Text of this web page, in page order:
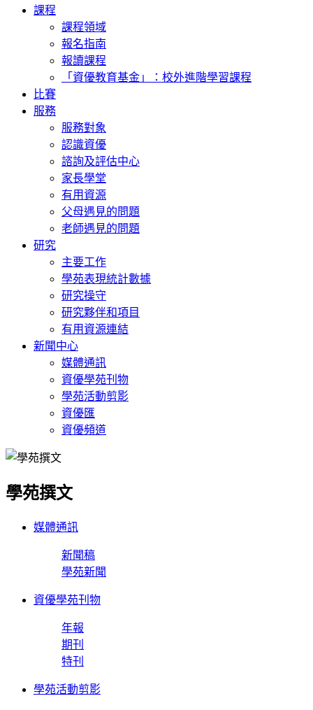
課程
課程領域
報名指南
報讀課程
「資優教育基金」：校外進階學習課程
比賽
服務
服務對象
認識資優
諮詢及評估中心
家長學堂
有用資源
父母遇見的問題
老師遇見的問題
研究
主要工作
學苑表現統計數據
研究操守
研究夥伴和項目
有用資源連結
新聞中心
媒體通訊
資優學苑刊物
學苑活動剪影
資優匯
資優頻道
學苑撰文
媒體通訊
新聞稿
學苑新聞
資優學苑刊物
年報
期刊
特刊
學苑活動剪影